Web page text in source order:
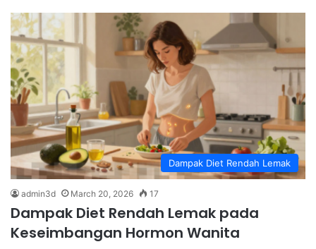
Dampak Diet Rendah Lemak
admin3d March 20, 2026 17
Dampak Diet Rendah Lemak pada
Keseimbangan Hormon Wanita